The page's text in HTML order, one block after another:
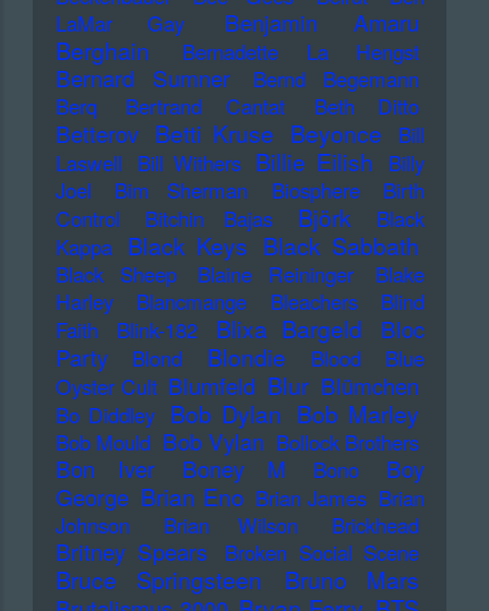
LaMar Gay
Benjamin Amaru
Berghain Bernadette La Hengst
Bernard Sumner
Bernd Begemann
Berq
Bertrand Cantat Beth Ditto
Betterov Betti Kruse Beyonce
Bill
Laswell
Bill Withers Billie Eilish
Billy
Joel
Bim Sherman Biosphere
Birth
Control
Bitchin Bajas Björk
Black
Kappa Black Keys Black Sabbath
Black Sheep Blaine Reininger
Blake
Harley
Blancmange Bleachers
Blind
Faith
Blink-182 Blixa Bargeld
Bloc
Party
Blond Blondie Blood
Blue
Oyster Cult Blumfeld Blur Blümchen
Bo Diddley Bob Dylan Bob Marley
Bob Mould Bob Vylan Bollock Brothers
Bon Iver Boney M Bono
Boy
George Brian Eno Brian James Brian
Johnson
Brian Wilson Brickhead
Britney Spears Broken Social Scene
Bruce Springsteen Bruno Mars